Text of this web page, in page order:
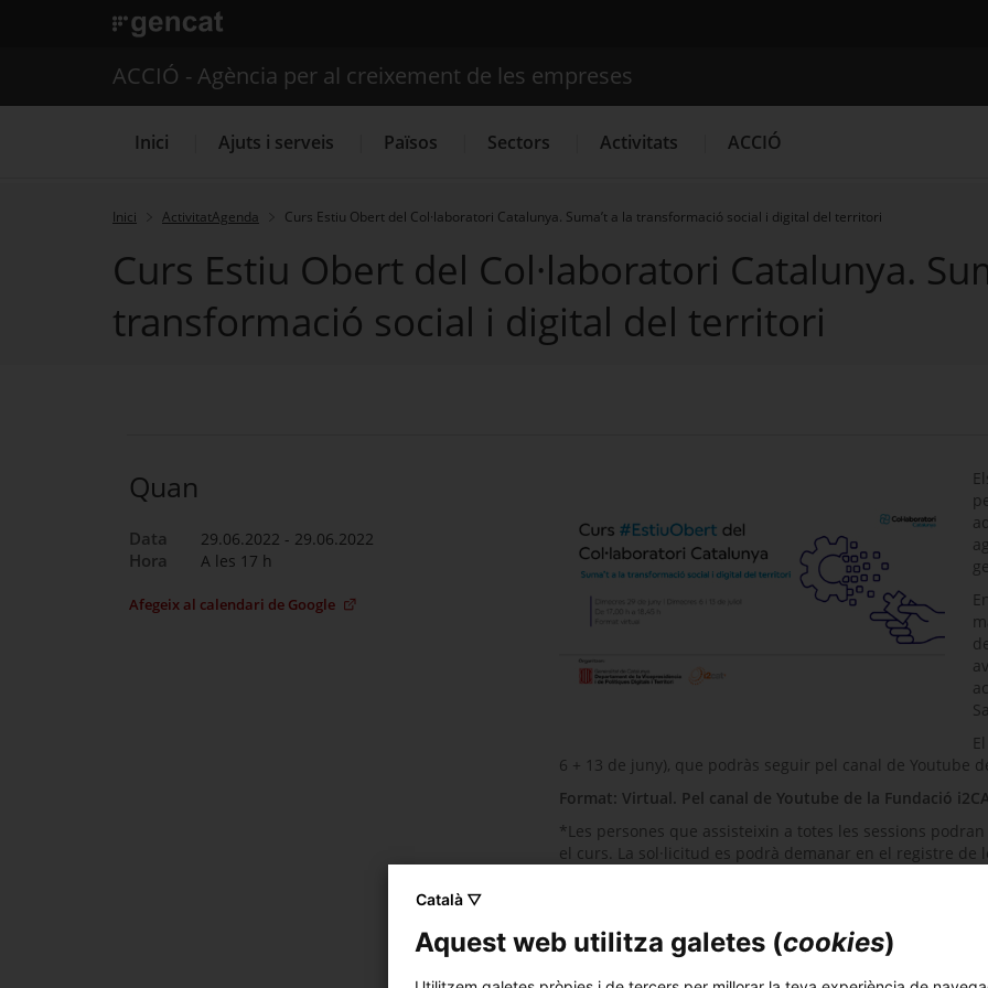
. Obre en una nova finestra.
Cercador
Serveis d'internacionalització Serveis d'innovació Convocatòries d'ajuts obertes
ACCIÓ - Agència per al creixement de les empreses
Inici Ajuts i serveis Països Sectors Activitats ACCIÓ
Inici ActivitatAgenda Curs Estiu Obert del Col·laboratori Catalunya. Suma’t a la transformació social i digital del territori
Curs Estiu Obert del Col·laboratori Catalunya.
transformació social i digital del territori
Quan
Data 29.06.2022 - 29.06.2022
Hora A les 17 h
Afegeix al calendari de Google
6 + 13 de juny), que podràs seguir pel canal de Youtube
Format: Virtual. Pel canal de Youtube de la Fundació
*Les persones que assisteixin a totes les sessions
el curs. La sol·licitud es podrà demanar en el registre de
Organitza: Fundació i2CAT conjuntament amb el
Territori de la Generalitat de Catalunya
Català ▽
Aquest web utilitza galetes (cookies)